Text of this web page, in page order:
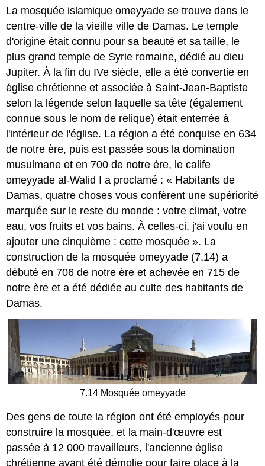
La mosquée islamique omeyyade se trouve dans le
centre-ville de la vieille ville de Damas. Le temple
d'origine était connu pour sa beauté et sa taille, le
plus grand temple de Syrie romaine, dédié au dieu
Jupiter. À la fin du IVe siècle, elle a été convertie en
église chrétienne et associée à Saint-Jean-Baptiste
selon la légende selon laquelle sa tête (également
connue sous le nom de relique) était enterrée à
l'intérieur de l'église. La région a été conquise en 634
de notre ère, puis est passée sous la domination
musulmane et en 700 de notre ère, le calife
omeyyade al-Walid I a proclamé : « Habitants de
Damas, quatre choses vous confèrent une supériorité
marquée sur le reste du monde : votre climat, votre
eau, vos fruits et vos bains. À celles-ci, j'ai voulu en
ajouter une cinquième : cette mosquée ». La
construction de la mosquée omeyyade (7,14) a
débuté en 706 de notre ère et achevée en 715 de
notre ère et a été dédiée au culte des habitants de
Damas.
7.14 Mosquée omeyyade
Des gens de toute la région ont été employés pour
construire la mosquée, et la main-d'œuvre est
passée à 12 000 travailleurs, l'ancienne église
chrétienne ayant été démolie pour faire place à la